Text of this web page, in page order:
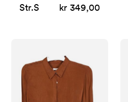
Str.S kr 349,00